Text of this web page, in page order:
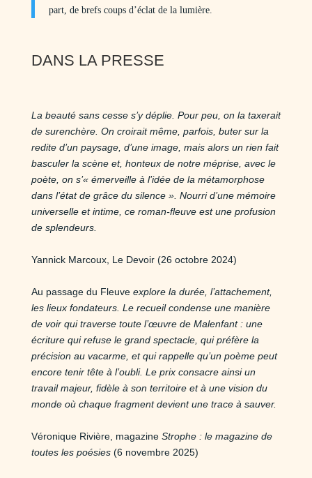
part, de brefs coups d’éclat de la lumière.
DANS LA PRESSE
La beauté sans cesse s’y déplie. Pour peu, on la taxerait
de surenchère. On croirait même, parfois, buter sur la
redite d’un paysage, d’une image, mais alors un rien fait
basculer la scène et, honteux de notre méprise, avec le
poète, on s’« émerveille à l’idée de la métamorphose
dans l’état de grâce du silence ». Nourri d’une mémoire
universelle et intime, ce roman-fleuve est une profusion
de splendeurs.
Yannick Marcoux, Le Devoir (26 octobre 2024)
Au passage du Fleuve explore la durée, l’attachement,
les lieux fondateurs. Le recueil condense une manière
de voir qui traverse toute l’œuvre de Malenfant : une
écriture qui refuse le grand spectacle, qui préfère la
précision au vacarme, et qui rappelle qu’un poème peut
encore tenir tête à l’oubli. Le prix consacre ainsi un
travail majeur, fidèle à son territoire et à une vision du
monde où chaque fragment devient une trace à sauver.
Véronique Rivière, magazine Strophe : le magazine de
toutes les poésies(6 novembre 2025)